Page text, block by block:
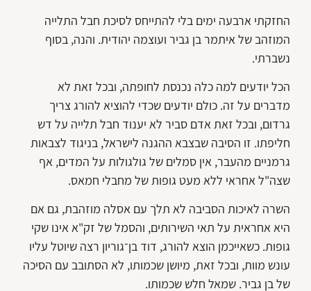
החזקתי ארבעה ימים בלי להתייחס לסיכת חבל התלייה
המוזהב של איתמר בן גביר ועוצמה יהודית. והנה, בסוף
נשברתי.
הכל יודעים למה כלה נכנסת לחופתה, ובכל זאת לא
מדברים על זה. כולם יודעים שכדי להוציא להורג צריך
גרדום, ובכל זאת אדם סביר לא יענוד חבל תלייה על דש
חליפתו. זו הסיבה שבצבא ההגנה לישראל, בניגוד לצבאות
גרמניים מהעבר, אין סמלים של גולגולות על המדים, אף
שצה"ל אחראי ללא מעט גופות של מחבלי חמאס.
השרה לאיכות הסביבה לא תלך עם אסלה מוזהבת, גם אם
היא אחראית על תאי השירותים, והסמל של זק"א אינו שקי
גופות. כשאייכמן הוצא להורג, דוד בן־גוריון רצה שיוטל עליו
עונש מוות, ובכל זאת, מיושן שכמותו, לא הסתובב עם הסיכה
של בן גביר. שמאל חלש שכמותו.